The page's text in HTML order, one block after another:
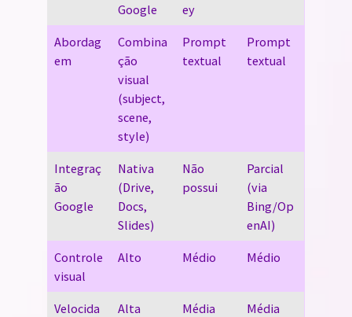
Google
ey
Abordag
em
Combina
ção
visual
(subject,
scene,
style)
Prompt
textual
Prompt
textual
Integraç
ão
Google
Nativa
(Drive,
Docs,
Slides)
Não
possui
Parcial
(via
Bing/Op
enAI)
Controle
visual
Alto Médio Médio
Velocida
Alta Média Média